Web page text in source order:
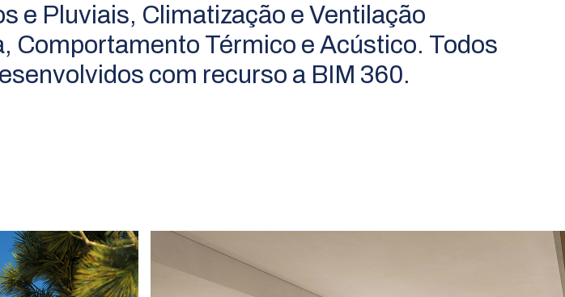
e Pluviais, Climatização e Ventilação
Comportamento Térmico e Acústico. Todos
com recurso a BIM 360.